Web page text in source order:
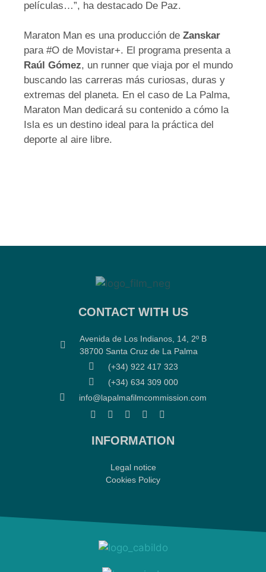
películas…”, ha destacado De Paz.
Maraton Man es una producción de Zanskar
para #O de Movistar+. El programa presenta a
Raúl Gómez, un runner que viaja por el mundo
buscando las carreras más curiosas, duras y
extremas del planeta. En el caso de La Palma,
Maraton Man dedicará su contenido a cómo la
Isla es un destino ideal para la práctica del
deporte al aire libre.
CONTACT WITH US
Avenida de Los Indianos, 14, 2º B
38700 Santa Cruz de La Palma
(+34) 922 417 323
(+34) 634 309 000
info@lapalmafilmcommission.com
INFORMATION
Legal notice
Cookies Policy